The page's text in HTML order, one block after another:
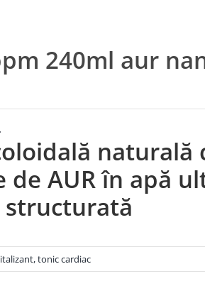
240ml aur
naturală
de AUR în apă
,tonic cardiac